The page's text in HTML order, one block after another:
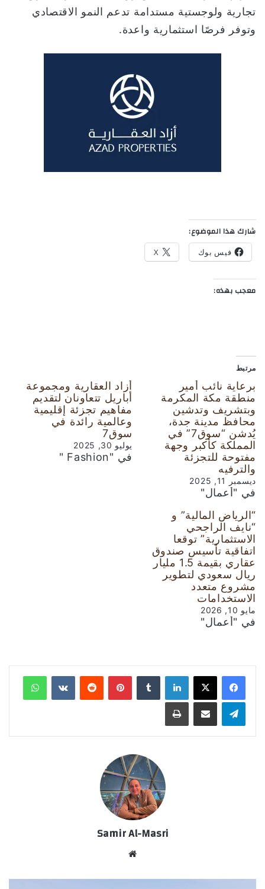
تجارية ولوجستية مستدامة تدعم النمو الاقتصادي
وتوفر فرصًا استثمارية واعدة.
شارك هذا الموضوع:
فيس بوك X
معجب بهذه:
مرتبط
برعاية نائب أمير
منطقة مكة المكرمة
وبتشريف وتدشين
محافظ مدينة جدة،
يُدشن “سوق7” في
المملكة كأكبر وجهة
مفتوحة للتجزئة
والترفيه
ديسمبر 11, 2025
في "أعمال"
أزاد العقارية ومجموعة
أباريل تتعاونان لتقديم
مفاهيم تجزئة إقليمية
وعالمية رائدة في
سوق7
يوليو 30, 2025
في "Fashion "
“الرياض المالية” و
“نايف الراجحي
الاستثمارية” توقعا
اتفاقية تأسيس صندوق
عقاري بقيمة 1.5 مليار
ريال سعودي لتطوير
مشروع متعدد
الاستخدامات
مايو 10, 2026
في "أعمال"
لينكدإن بينتيريست
Samir Al-Masri
الوي